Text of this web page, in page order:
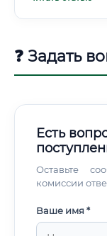
❓ Задать
Есть
Оставьте
комиссии
Ваше имя *